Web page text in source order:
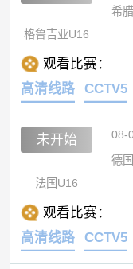
希
格鲁吉亚U16
观看比赛：
高清线路
CCTV5
未开始 08-
德
法国U16
观看比赛：
高清线路
CCTV5